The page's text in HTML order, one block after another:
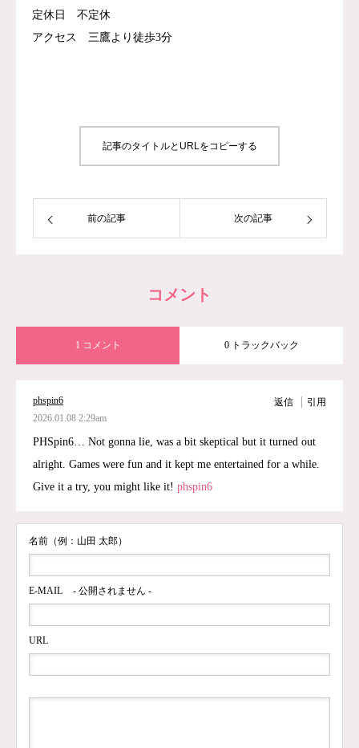
定休日 不定休
アクセス 三鷹より徒歩3分
記事のタイトルとURLをコピーする
前の記事 次の記事
コメント
1 コメント 0 トラックバック
phspin6
2026.01.08 2:29am
返信 引用
PHSpin6… Not gonna lie, was a bit skeptical but it turned out
alright. Games were fun and it kept me entertained for a while.
Give it a try, you might like it! phspin6
名前（例：山田 太郎）
E-MAIL - 公開されません -
URL